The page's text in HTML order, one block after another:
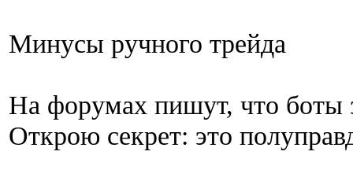
Минусы ручного трейда
На форумах пишут, что боты
Открою секрет: это